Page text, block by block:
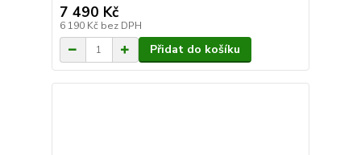
7 490 Kč
6 190 Kč bez DPH
Přidat do košíku